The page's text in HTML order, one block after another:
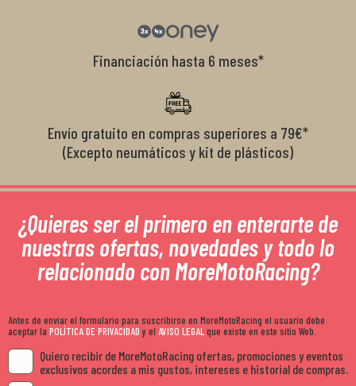
Financiación hasta 6 meses*
Envío gratuito en compras superiores a 79€*
(Excepto neumáticos y kit de plásticos)
¿Quieres ser el primero en enterarte de
nuestras ofertas, novedades y todo lo
relacionado con MoreMotoRacing?
Antes de enviar el formulario para suscribirse en MoreMotoRacing el usuario debe
aceptar la POLÍTICA DE PRIVACIDADy el AVISO LEGALque existe en este sitio Web.
Quiero recibir de MoreMotoRacing ofertas, promociones y eventos
exclusivos acordes a mis gustos, intereses e historial de compras.